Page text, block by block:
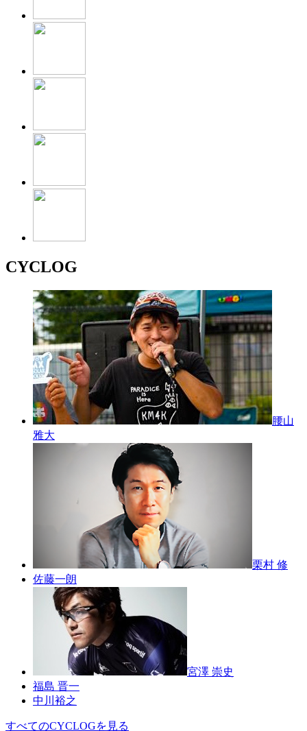
CYCLOG
腰山
雅大
栗村 修
佐藤一朗
宮澤 崇史
福島 晋一
中川裕之
すべてのCYCLOGを見る